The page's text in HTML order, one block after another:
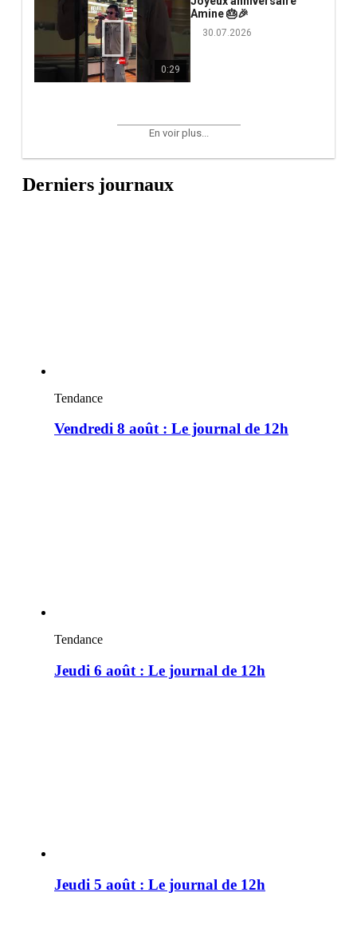
0:29
Amine 🎂🎉
30.07.2026
En voir plus...
Derniers journaux
Tendance
Vendredi 8 août : Le journal de 12h
Tendance
Jeudi 6 août : Le journal de 12h
Jeudi 5 août : Le journal de 12h